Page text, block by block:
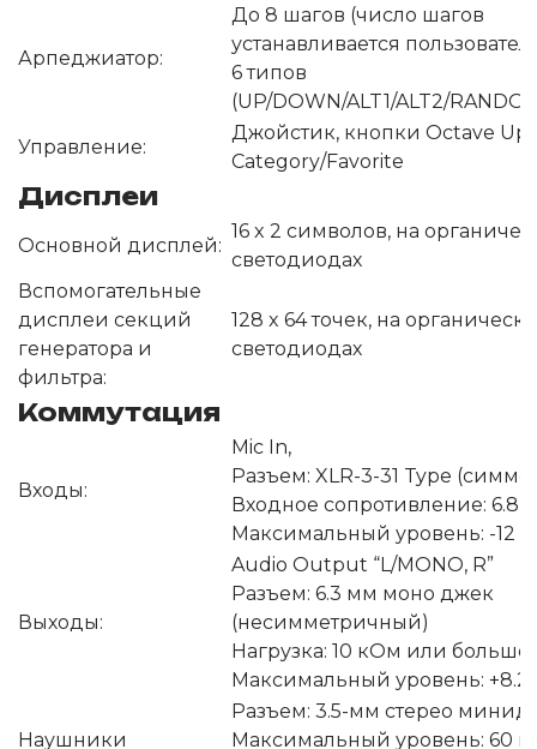
Арпеджиатор:
До 8 шагов (число шагов
устанавливается
6 типов
(UP/DOWN/ALT1/ALT2/
Управление:
Джойстик, кнопки Octave
Category/Favorite
Дисплеи
Основной дисплей:
16 x 2 символов, на
светодиодах
Вспомогательные
дисплеи секций
генератора и
фильтра:
128 x 64 точек, на
светодиодах
Коммутация
Входы:
Mic In,
Разъем: XLR-3-31 Type
Входное сопротивление: 6.8
Максимальный уровень: -12
Выходы:
Audio Output “L/MONO, R”
Разъем: 6.3 мм моно джек
(несимметричный)
Нагрузка: 10 кОм или больше
Максимальный уровень: +8.2
Наушники
Разъем: 3.5-мм стерео
Максимальный уровень: 60